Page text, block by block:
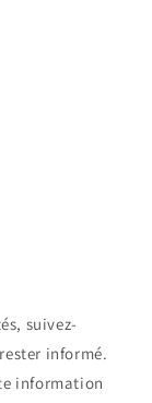
suivez-
informé.
information